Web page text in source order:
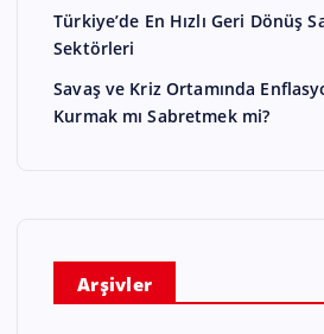
Türkiye’de En Hızlı Geri Dönüş
Sektörleri
Savaş ve Kriz Ortamında
Kurmak mı Sabretmek mi?
Arşivler